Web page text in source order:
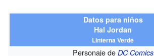
Datos para niños
Hal Jordan
Linterna Verde
Personaje de DC Comics